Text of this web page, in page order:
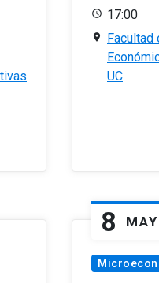
17:00
Facultad
UC
8 MAY